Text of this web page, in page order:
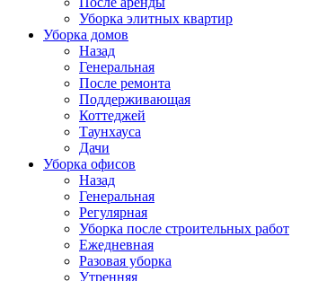
Уборка элитных квартир
Уборка домов
Назад
Генеральная
После ремонта
Поддерживающая
Коттеджей
Таунхауса
Дачи
Уборка офисов
Назад
Генеральная
Регулярная
Уборка после строительных работ
Ежедневная
Разовая уборка
Утренняя